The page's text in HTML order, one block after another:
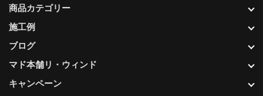
商品カテゴリー
施工例
ブログ
マド本舗リ・ウィンド
キャンペーン